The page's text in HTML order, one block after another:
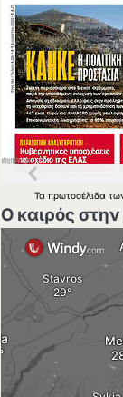
Ταπρωτοσέλιδα
Ο καιρός στην